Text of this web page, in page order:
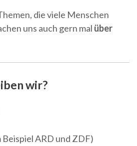
die viele Menschen
uns auch gern mal über
wir?
Beispiel ARD und ZDF)